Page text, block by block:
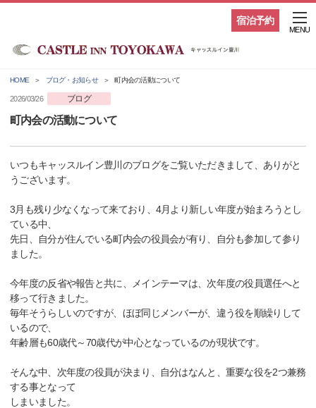
宿泊予約
MENU
HOME ブログ・お知らせ 町内会の活動について
2026/03/26 ブログ
町内会の活動について
いつもキャッスルイン豊川のブログをご覧いただきまして、ありがと
うございます。
3月も残り少なくなって来ており、4月より新しい年度が始まろうとし
ている中、
先日、自分が住んでいる町内会の役員会が有り、自分も参加して参り
ました。
今年度の反省や報告と共に、メインテーマは、次年度の役員選任へと
移って行きました。
毎年そうらしいのですが、ほぼ同じメンバーが、違う役を順繰りして
いるので、
年齢層も60歳代～70歳代が中心となっているのが現状です。
そんな中、次年度の役員が決まり、自分はなんと、重要な役を2つ兼務
する事となって
しまいました。